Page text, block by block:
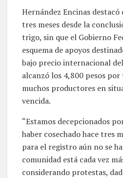
Hernández Encinas
tres meses desde la
trigo, sin que el Gobierno
esquema de apoyos
bajo precio internacional
alcanzó los 4,800 pesos
muchos productores en
vencida.
“Estamos decepcionados
haber cosechado hace tres
para el registro aún no se
comunidad está cada vez
considerando protestas,